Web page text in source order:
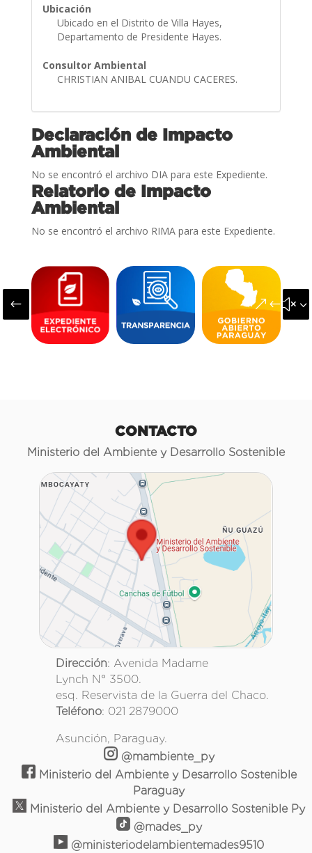
Ubicación
Ubicado en el Distrito de Villa Hayes,
Departamento de Presidente Hayes.
Consultor Ambiental
CHRISTIAN ANIBAL CUANDU CACERES.
Declaración de Impacto
Ambiental
No se encontró el archivo DIA para este Expediente.
Relatorio de Impacto
Ambiental
No se encontró el archivo RIMA para este Expediente.
#
CONTACTO
Ministerio del Ambiente y Desarrollo Sostenible
Dirección: Avenida Madame
Lynch N° 3500.
esq. Reservista de la Guerra del Chaco.
Teléfono: 021 2879000
Asunción, Paraguay.
@mambiente_py
Ministerio del Ambiente y Desarrollo Sostenible
Paraguay
Ministerio del Ambiente y Desarrollo Sostenible Py
@mades_py
@ministeriodelambientemades9510